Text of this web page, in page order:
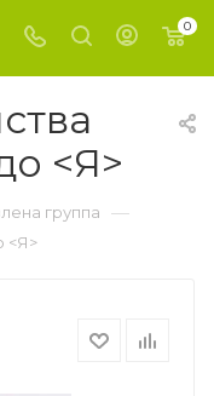
0
<Я>
группа —
<Я>